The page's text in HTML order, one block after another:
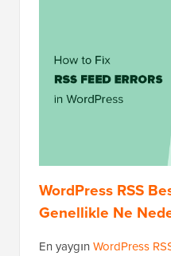
WordPress RSS
Genellikle Ne
En yaygın WordPress